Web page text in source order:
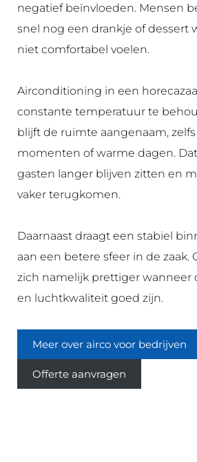
negatief beïnvloeden. Mensen
snel nog een drankje of dessert
niet comfortabel voelen.
Airconditioning in een
constante temperatuur te
blijft de ruimte aangenaam,
momenten of warme dagen.
gasten langer blijven zitten en
vaker terugkomen.
Daarnaast draagt een stabiel
aan een betere sfeer in de zaak.
zich namelijk prettiger wanneer
en luchtkwaliteit goed zijn.
Meer over airco voor bedrijven
Offerte aanvragen